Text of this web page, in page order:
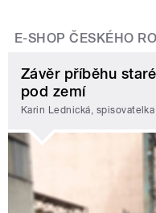
E-SHOP ČESKÉHO
Závěr příběhu
pod zemí
Karin Lednická, spisovatelka